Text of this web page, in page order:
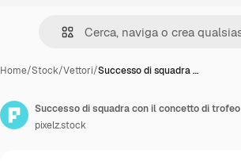
Home/Stock/Vettori/Successo di squadra …
Successo di squadra con il concetto di trofeo
pixelz.stock